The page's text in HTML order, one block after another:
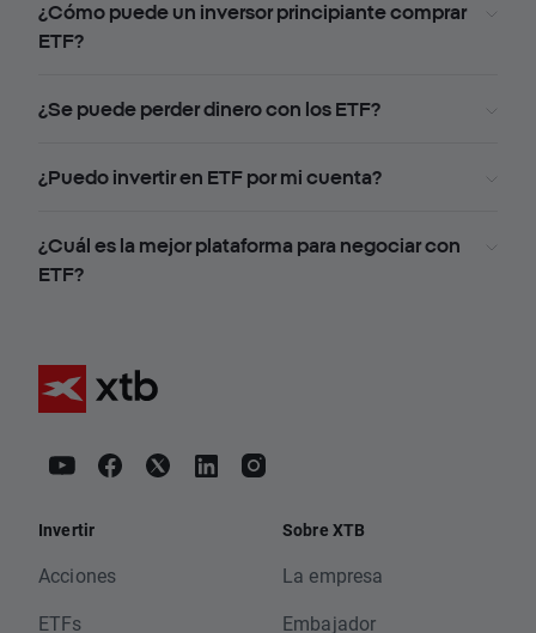
¿Cómo puede un inversor principiante comprar
ETF?
¿Se puede perder dinero con los ETF?
¿Puedo invertir en ETF por mi cuenta?
¿Cuál es la mejor plataforma para negociar con
ETF?
Invertir
Acciones
ETFs
Sobre XTB
La empresa
Embajador